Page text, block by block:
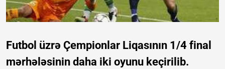
Futbol üzrə Çempionlar Liqasının 1/4 final
mərhələsinin daha iki oyunu keçirilib.